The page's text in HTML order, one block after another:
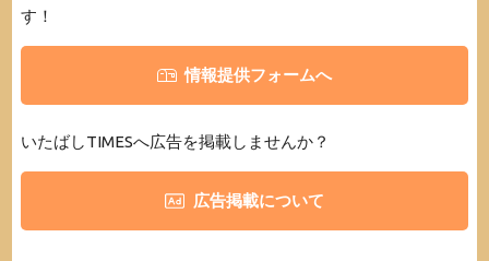
す！
情報提供フォームへ
いたばしTIMESへ広告を掲載しませんか？
広告掲載について